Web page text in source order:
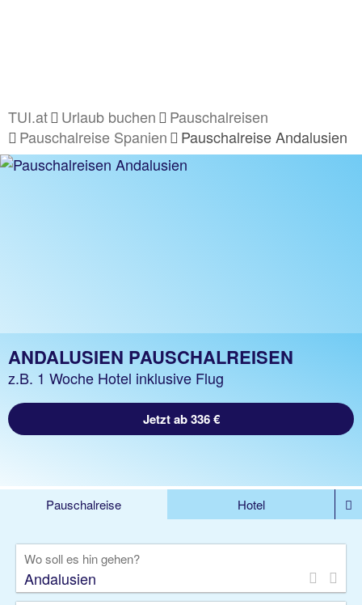
TUI.at Urlaub buchen
Pauschalreisen
Pauschalreise Spanien
Pauschalreise Andalusien
ANDALUSIEN PAUSCHALREISEN
z.B. 1 Woche Hotel inklusive Flug
Jetzt ab 336 €
Pauschalreise
Hotel
Rundreise
Kreuzfahrt
Gruppenreise
Camper Privattransfer
Wo soll es hin gehen?